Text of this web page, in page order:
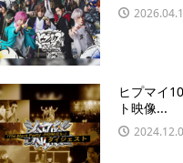
ヒプマイ
ト映像...